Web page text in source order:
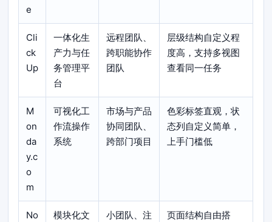
e
Cli
ck
Up
一体化生
产力与任
务管理平
台
远程团队、
跨职能协作
团队
层级结构自定义程
度高，支持多视图
查看同一任务
M
on
da
y.c
o
m
可视化工
作流操作
系统
市场与产品
协同团队、
跨部门项目
色彩标签直观，状
态列自定义简单，
上手门槛低
No
模块化文
小团队、注
页面结构自由搭